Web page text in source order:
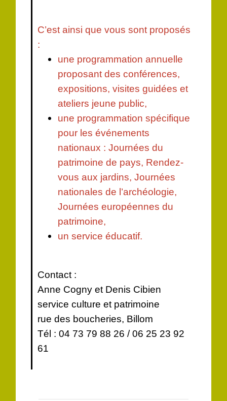
C’est ainsi que vous sont proposés
:
une programmation annuelle
proposant des conférences,
expositions, visites guidées et
ateliers jeune public,
une programmation spécifique
pour les événements
nationaux : Journées du
patrimoine de pays, Rendez-
vous aux jardins, Journées
nationales de l’archéologie,
Journées européennes du
patrimoine,
un service éducatif.
Contact :
Anne Cogny et Denis Cibien
service culture et patrimoine
rue des boucheries, Billom
Tél : 04 73 79 88 26 / 06 25 23 92
61